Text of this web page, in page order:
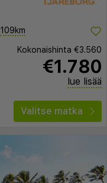
109km
Kokonaishinta €3.560
€1.780
lue lisää
Valitse matka